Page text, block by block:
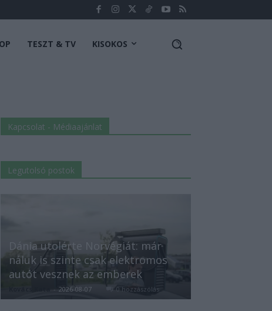
TESZT & TV KISOKOS
Kapcsolat - Médiaajánlat
Legutolsó postok
Dánia utolérte Norvégiát: már
náluk is szinte csak elektromos
autót vesznek az emberek
- 2026-08-07 0 hozzászólás